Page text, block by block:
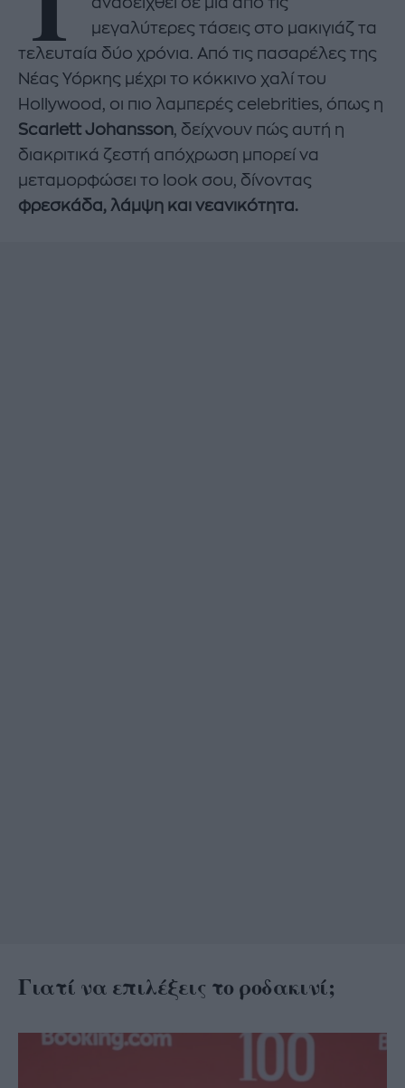
μεγαλύτερες τάσεις στο μακιγιάζ τα
τελευταία δύο χρόνια. Από τις πασαρέλες της
Νέας Υόρκης μέχρι το κόκκινο χαλί του
Hollywood, οι πιο λαμπερές celebrities, όπως η
Scarlett Johansson, δείχνουν πώς αυτή η
διακριτικά ζεστή απόχρωση μπορεί να
μεταμορφώσει το look σου, δίνοντας
φρεσκάδα, λάμψη και νεανικότητα.
Γιατί να επιλέξεις το ροδακινί;